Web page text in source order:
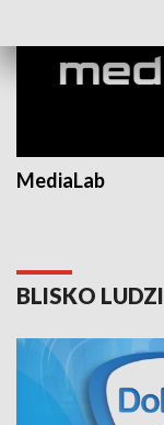
MediaLab
BLISKO LUDZI